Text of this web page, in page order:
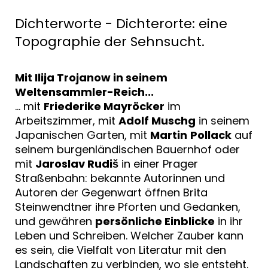
Dichterworte - Dichterorte: eine
Topographie der Sehnsucht.
Mit Ilija Trojanow in seinem
Weltensammler-Reich...
... mit Friederike Mayröcker im
Arbeitszimmer, mit Adolf Muschg in seinem
Japanischen Garten, mit Martin Pollack auf
seinem burgenländischen Bauernhof oder
mit Jaroslav Rudiš in einer Prager
Straßenbahn: bekannte Autorinnen und
Autoren der Gegenwart öffnen Brita
Steinwendtner ihre Pforten und Gedanken,
und gewähren persönliche Einblicke in ihr
Leben und Schreiben. Welcher Zauber kann
es sein, die Vielfalt von Literatur mit den
Landschaften zu verbinden, wo sie entsteht.